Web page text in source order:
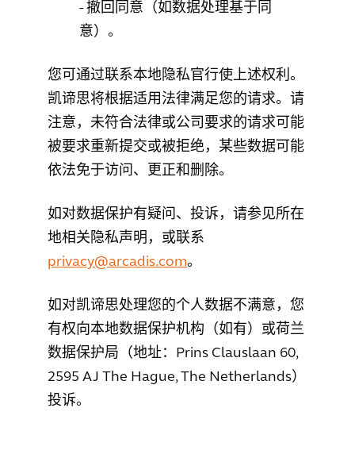
- 撤回同意（如数据处理基于同
意）。
您可通过联系本地隐私官行使上述权利。
凯谛思将根据适用法律满足您的请求。请
注意，未符合法律或公司要求的请求可能
被要求重新提交或被拒绝，某些数据可能
依法免于访问、更正和删除。
如对数据保护有疑问、投诉，请参见所在
地相关隐私声明，或联系
privacy@arcadis.com。
如对凯谛思处理您的个人数据不满意，您
有权向本地数据保护机构（如有）或荷兰
数据保护局（地址：Prins Clauslaan 60,
2595 AJ The Hague, The Netherlands）
投诉。